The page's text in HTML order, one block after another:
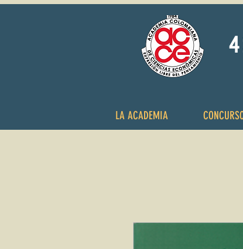
LA ACADEMIA